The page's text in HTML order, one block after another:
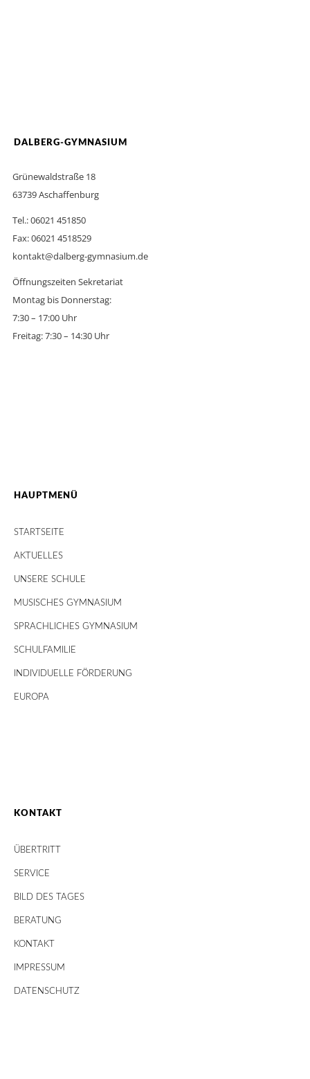
DALBERG-GYMNASIUM
Grünewaldstraße 18
63739 Aschaffenburg
Tel.: 06021 451850
Fax: 06021 4518529
kontakt@dalberg-gymnasium.de
Öffnungszeiten Sekretariat
Montag bis Donnerstag:
7:30 – 17:00 Uhr
Freitag: 7:30 – 14:30 Uhr
HAUPTMENÜ
STARTSEITE
AKTUELLES
UNSERE SCHULE
MUSISCHES GYMNASIUM
SPRACHLICHES GYMNASIUM
SCHULFAMILIE
INDIVIDUELLE FÖRDERUNG
EUROPA
KONTAKT
ÜBERTRITT
SERVICE
BILD DES TAGES
BERATUNG
KONTAKT
IMPRESSUM
DATENSCHUTZ